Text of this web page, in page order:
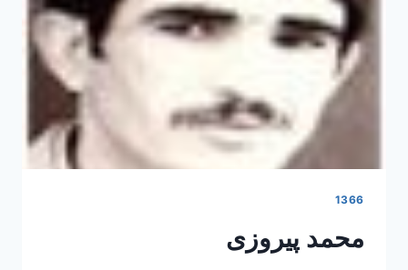
1366
محمد پیروزی